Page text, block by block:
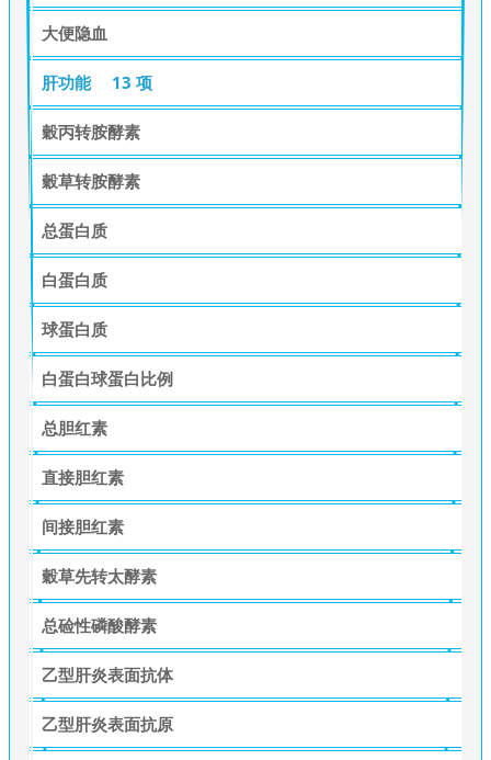
大便隐血
肝功能 13 项
穀丙转胺酵素
穀草转胺酵素
总蛋白质
白蛋白质
球蛋白质
白蛋白球蛋白比例
总胆红素
直接胆红素
间接胆红素
穀草先转太酵素
总硷性磷酸酵素
乙型肝炎表面抗体
乙型肝炎表面抗原